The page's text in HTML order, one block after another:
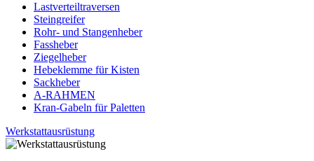
Lastverteiltraversen
Steingreifer
Rohr- und Stangenheber
Fassheber
Ziegelheber
Hebeklemme für Kisten
Sackheber
A-RAHMEN
Kran-Gabeln für Paletten
Werkstattausrüstung